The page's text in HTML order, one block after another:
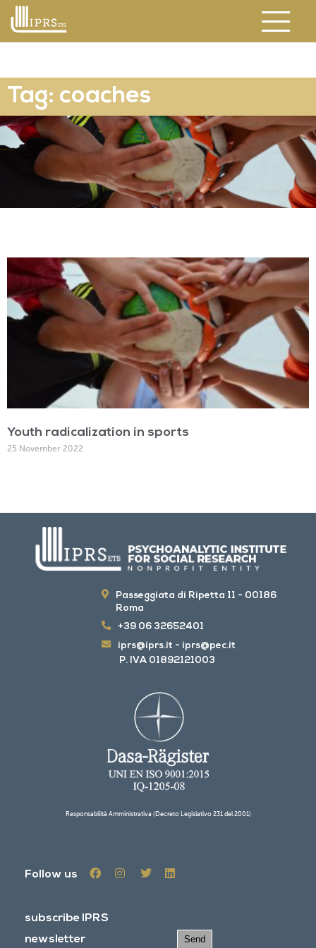
Tag: coaches
Youth radicalization in sports
25 November 2022
Passeggiata di Ripetta 11 - 00186
Roma
+39 06 32652401
iprs@iprs.it - iprs@pec.it
P. IVA 01892121003
Responsabilità Amministrativa (Decreto Legislativo 231 del 2001)
Follow us
subscribe IPRS
newsletter